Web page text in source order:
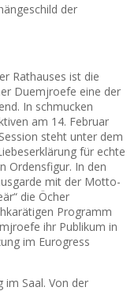
der
Rathauses ist die
Duemjroefe eine der
In schmucken
am 14. Februar
steht unter dem
für echte
Ordensfigur. In den
mit der Motto-
die Öcher
Programm
ihr Publikum in
im Eurogress
im Saal. Von der